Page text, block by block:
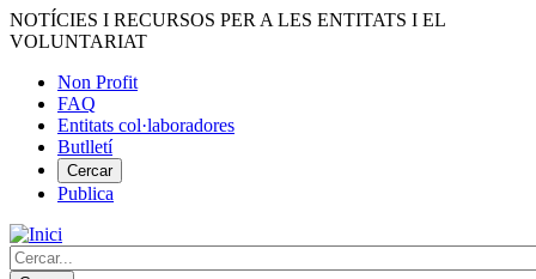
Vés
al
NOTÍCIES I RECURSOS PER A LES ENTITATS I EL
VOLUNTARIAT
Menú
del
compte
d'usuari
Non Profit
FAQ
Entitats col·laboradores
Butlletí
Cercar
Publica
Cerca